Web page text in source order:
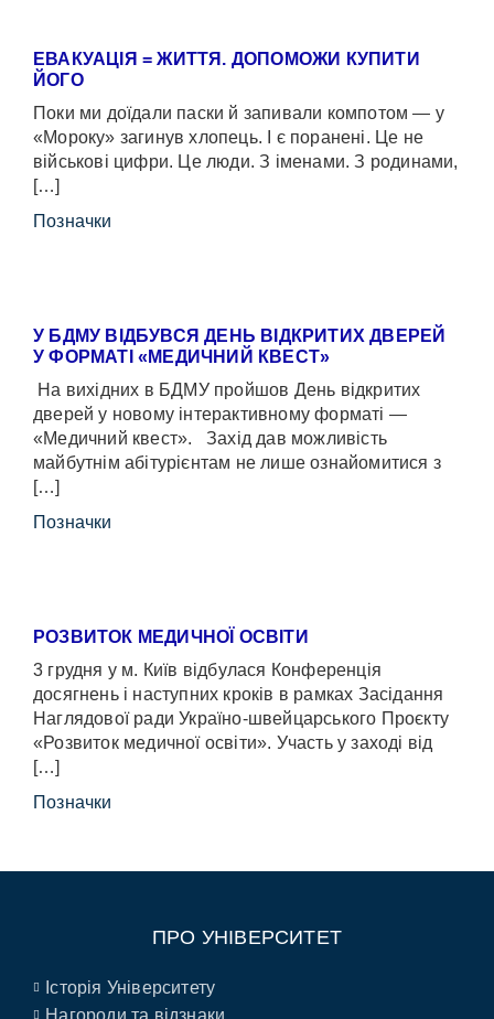
ЕВАКУАЦІЯ = ЖИТТЯ. ДОПОМОЖИ КУПИТИ
ЙОГО
Поки ми доїдали паски й запивали компотом — у
«Мороку» загинув хлопець. І є поранені. Це не
військові цифри. Це люди. З іменами. З родинами,
[…]
Позначки
У БДМУ ВІДБУВСЯ ДЕНЬ ВІДКРИТИХ ДВЕРЕЙ
У ФОРМАТІ «МЕДИЧНИЙ КВЕСТ»
На вихідних в БДМУ пройшов День відкритих
дверей у новому інтерактивному форматі —
«Медичний квест». Захід дав можливість
майбутнім абітурієнтам не лише ознайомитися з
[…]
Позначки
РОЗВИТОК МЕДИЧНОЇ ОСВІТИ
3 грудня у м. Київ відбулася Конференція
досягнень і наступних кроків в рамках Засідання
Наглядової ради Україно-швейцарського Проєкту
«Розвиток медичної освіти». Участь у заході від
[…]
Позначки
ПРО УНІВЕРСИТЕТ
Історія Університету
Нагороди та відзнаки